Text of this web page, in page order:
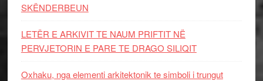
SKËNDERBEUN
LETËR E ARKIVIT TE NAUM PRIFTIT NË
PERVJETORIN E PARE TE DRAGO SILIQIT
Oxhaku, nga elementi arkitektonik te simboli i trungut